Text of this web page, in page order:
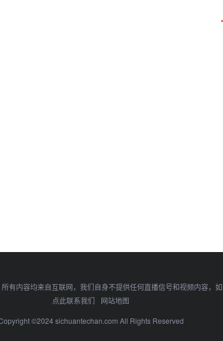
内容均来自互联网，我们自身不提供任何直播信号和视频内容，
点此联系我们
网站地图
©2024 sichuantechan.com All Rights Reserved